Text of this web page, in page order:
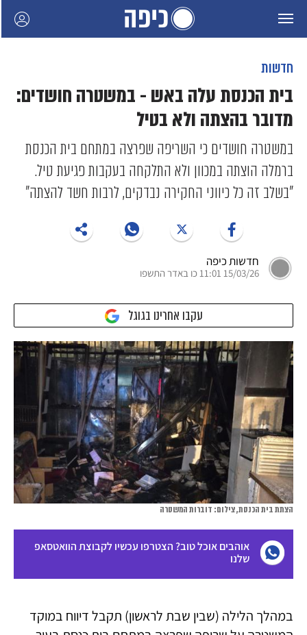
חדשות
בית הכנסת עלה באש - במשטרה חושדים:
מדובר בהצתה ולא בטיל
במשטרה חושדים כי השריפה שפרצה במתחם בית הכנסת
ברמלה הוצתה במכוון ולא התלקחה בעקבות פגיעת טיל.
"בשלב זה כל כיווני החקירה נבדקים, לרבות חשד להצתה"
חדשות כיפה
15/03/26 11:01 כו באדר התשפו
עקבו אחרינו בגוגל
הצתת בית הכנסת, צילום: דוברות המשטרה
אוהבים אוכל טוב? הצטרפו עכשיו לקבוצת הוואטסאפ
שלנו
במהלך הלילה (שבין שבת לראשון) תקבל דיווח במוקד